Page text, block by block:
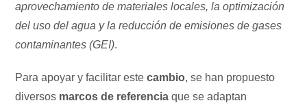
aprovechamiento de materiales locales, la optimización
del uso del agua y la reducción de emisiones de gases
contaminantes (GEI).
Para apoyar y facilitar estecambio, se han propuesto
diversos marcos de referencia que se adaptan